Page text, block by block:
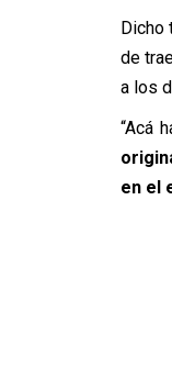
Dicho
de
a los
“Acá
en el